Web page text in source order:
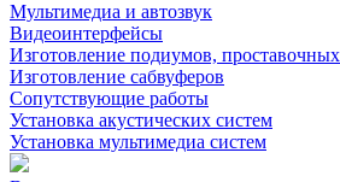
Мультимедиа и автозвук
Видеоинтерфейсы
Изготовление подиумов,
Изготовление сабвуферов
Сопутствующие работы
Установка акустических систем
Установка мультимедиа систем